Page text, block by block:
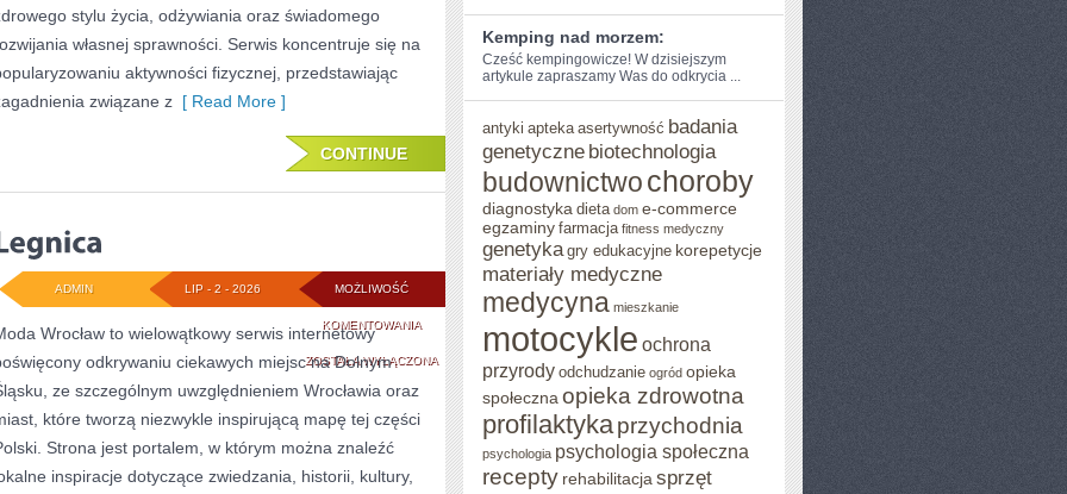
stylu życia, odżywiania oraz świadomego
własnej sprawności. Serwis koncentruje się na
aktywności fizycznej, przedstawiając
związane z [ Read More ]
CONTINUE
MOŻLIWOŚĆ
KOMENTOWANIALEGNICA
ZOSTAŁA WYŁĄCZONA
LIP - 2 - 2026
ADMIN
Wrocław to wielowątkowy serwis internetowy
odkrywaniu ciekawych miejsc na Dolnym
ze szczególnym uwzględnieniem Wrocławia oraz
które tworzą niezwykle inspirującą mapę tej części
Strona jest portalem, w którym można znaleźć
inspiracje dotyczące zwiedzania, historii, kultury,
Kemping nad morzem:
Cześć kempingowicze! W dzisiejszym
artykule zapraszamy‌ Was do odkrycia‍ ...
antyki apteka asertywność badania
genetyczne biotechnologia
budownictwochoroby
diagnostyka dieta dom e-commerce
egzaminy farmacja fitness medyczny
genetyka gry edukacyjne korepetycje
materiały medyczne
medycyna mieszkanie
motocykle ochrona
przyrody odchudzanie ogród opieka
społeczna opieka zdrowotna
profilaktykaprzychodnia
psychologia psychologia społeczna
recepty rehabilitacja sprzęt